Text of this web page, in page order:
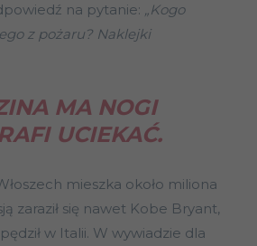
na pytanie: „Kogo
z pożaru? Naklejki
MA NOGI
UCIEKAĆ.
mieszka około miliona
zaraził się nawet Kobe Bryant,
w Italii. W wywiadzie dla